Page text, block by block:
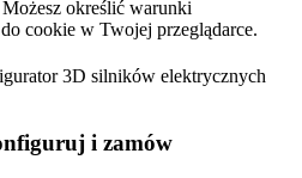
określić warunki
cookie w Twojej przeglądarce.
3D silników elektrycznych
i zamów